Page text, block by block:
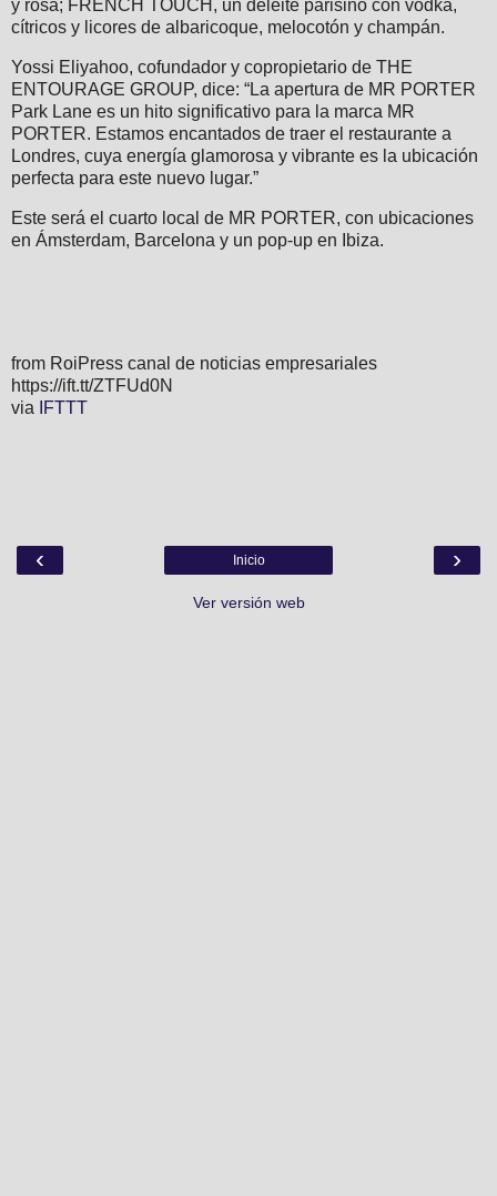
y rosa; FRENCH TOUCH, un deleite parisino con vodka,
cítricos y licores de albaricoque, melocotón y champán.
Yossi Eliyahoo, cofundador y copropietario de THE
ENTOURAGE GROUP, dice: “La apertura de MR PORTER
Park Lane es un hito significativo para la marca MR
PORTER. Estamos encantados de traer el restaurante a
Londres, cuya energía glamorosa y vibrante es la ubicación
perfecta para este nuevo lugar.”
Este será el cuarto local de MR PORTER, con ubicaciones
en Ámsterdam, Barcelona y un pop-up en Ibiza.
from RoiPress canal de noticias empresariales
https://ift.tt/ZTFUd0N
via
IFTTT
‹ ›
Inicio
Ver versión web